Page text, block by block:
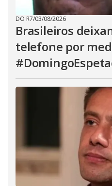
DO R7/03/08/2026
Brasileiros
telefone por